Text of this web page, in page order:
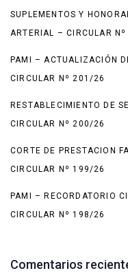
SUPLEMENTOS Y
ARTERIAL – CIRCULAR
PAMI – ACTUALIZACIÓN
CIRCULAR Nº 201/26
RESTABLECIMIENTO DE
CIRCULAR Nº 200/26
CORTE DE PRESTACION
CIRCULAR Nº 199/26
PAMI – RECORDATORIO
CIRCULAR Nº 198/26
Comentarios